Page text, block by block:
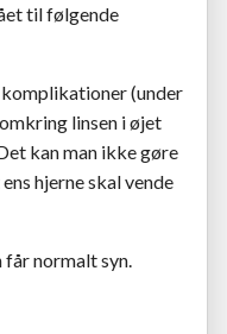
til følgende
(under
linsen i øjet
kan man ikke gøre
hjerne skal vende
normalt syn.